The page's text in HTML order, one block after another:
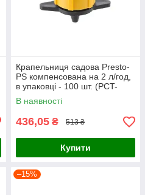
Крапельниця садова Presto-
PS компенсована на 2 л/год,
в упаковці - 100 шт. (PCT-
0102)
В наявності
436,05 ₴ 513 ₴
Купити
–15%